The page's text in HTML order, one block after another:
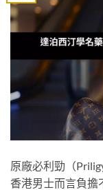
原廠必利勁（
香港男士而言負擔